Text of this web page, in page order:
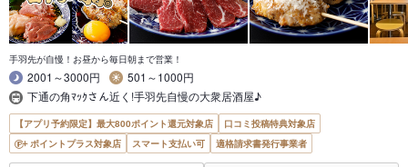
手羽先が自慢！お昼から毎日朝まで営業！
2001～3000円
501～1000円
下通の角ﾏｯｸさん近く!手羽先自慢の大衆居酒屋♪
【アプリ予約限定】最大800ポイント還元対象店
口コミ投稿特典対象店
ポイントプラス対象店
スマート支払い可 適格請求書発行事業者